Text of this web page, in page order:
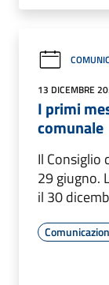
13 DICEMBRE
I primi
comunale
Il Consiglio
29 giugno.
il 30